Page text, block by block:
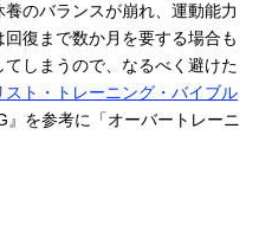
のバランスが崩れ、運動能力
復まで数か月を要する場合も
しまうので、なるべく避けた
スト・トレーニング・バイブル
』を参考に「オーバートレーニ